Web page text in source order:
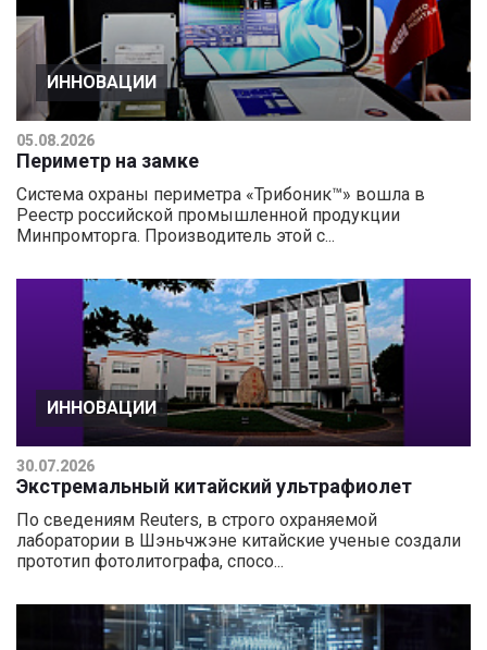
ИННОВАЦИИ
05.08.2026
Периметр на замке
Система охраны периметра «Трибоник™» вошла в
Реестр российской промышленной продукции
Минпромторга. Производитель этой с...
ИННОВАЦИИ
30.07.2026
Экстремальный китайский ультрафиолет
По сведениям Reuters, в строго охраняемой
лаборатории в Шэньчжэне китайские ученые создали
прототип фотолитографа, спосо...